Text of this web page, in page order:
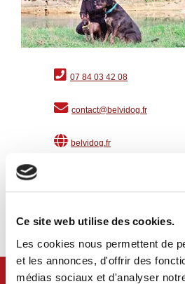
Ce site web utilise des cookies.
Les cookies nous permettent de
et les annonces, d'offrir des
médias sociaux et d'analyser
07 84 03 42 08
contact@belvidog.fr
belvidog.fr